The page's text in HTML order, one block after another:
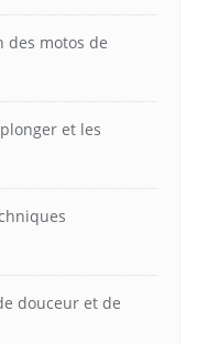
des motos de
et les
douceur et de